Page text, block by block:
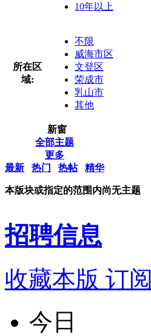
10年以上
所在区
域:
不限
威海市区
文登区
荣成市
乳山市
其他
新窗
全部主题
更多
最新
热门 热帖 精华
本版块或指定的范围内尚无主题
招聘信息
收藏本版 订阅
今日